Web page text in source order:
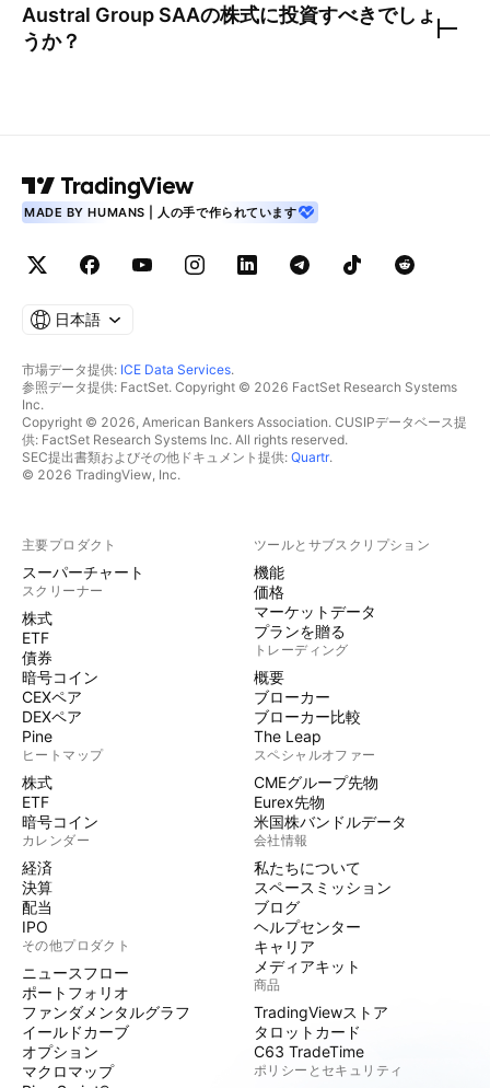
Austral Group SAAの株式に投資すべきでしょ
うか？
MADE BY HUMANS | 人の手で作られています
日本語
市場データ提供: ICE Data Services.
参照データ提供: FactSet. Copyright © 2026 FactSet Research Systems
Inc.
Copyright © 2026, American Bankers Association. CUSIPデータベース提
供: FactSet Research Systems Inc. All rights reserved.
SEC提出書類およびその他ドキュメント提供: Quartr.
© 2026 TradingView, Inc.
主要プロダクト
スーパーチャート
スクリーナー
株式
ETF
債券
暗号コイン
CEXペア
DEXペア
Pine
ヒートマップ
株式
ETF
暗号コイン
カレンダー
経済
決算
配当
IPO
その他プロダクト
ニュースフロー
ポートフォリオ
ファンダメンタルグラフ
イールドカーブ
オプション
マクロマップ
ツールとサブスクリプション
機能
価格
マーケットデータ
プランを贈る
トレーディング
概要
ブローカー
ブローカー比較
The Leap
スペシャルオファー
CMEグループ先物
Eurex先物
米国株バンドルデータ
会社情報
私たちについて
スペースミッション
ブログ
ヘルプセンター
キャリア
メディアキット
商品
TradingViewストア
タロットカード
C63 TradeTime
ポリシーとセキュリティ